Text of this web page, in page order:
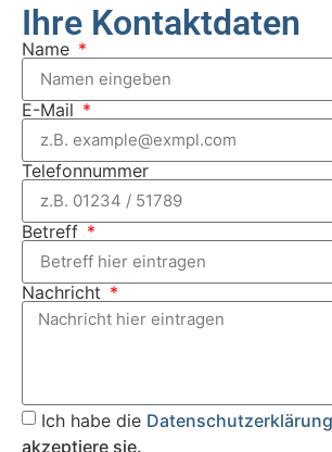
Ihre Kontaktdaten
Name
E-Mail
Telefonnummer
Betreff
Nachricht
Ich habe die Datenschutzerklärung
akzeptiere sie.